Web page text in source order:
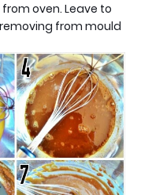
oven. Leave to
from mould